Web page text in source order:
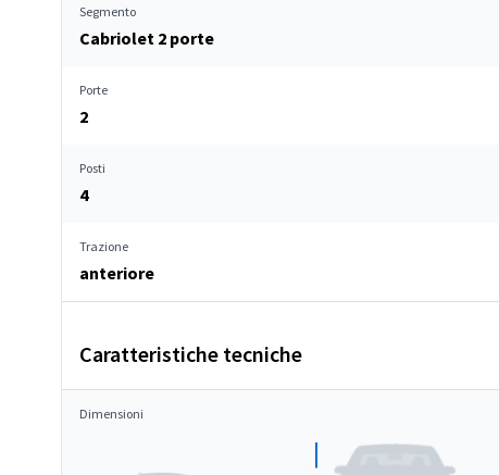
Segmento
Cabriolet 2 porte
Porte
2
Posti
4
Trazione
anteriore
Caratteristiche tecniche
Dimensioni